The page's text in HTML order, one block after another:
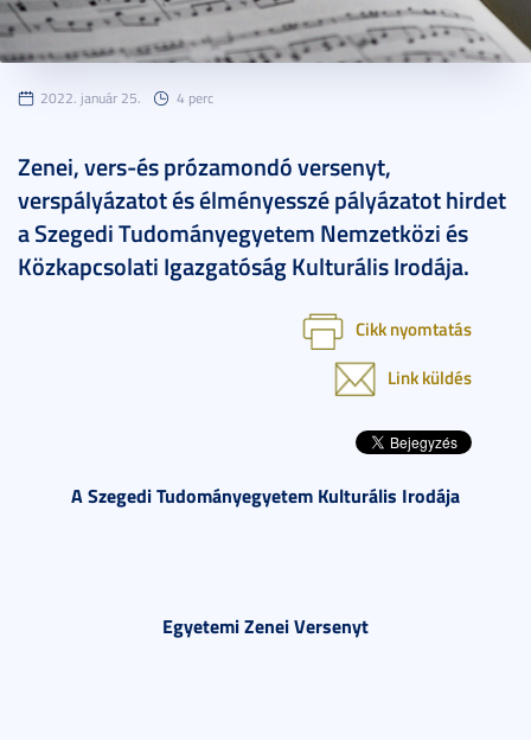
2022. január 25. 4 perc
Zenei, vers-és prózamondó versenyt,
verspályázatot és élményesszé pályázatot hirdet
a Szegedi Tudományegyetem Nemzetközi és
Közkapcsolati Igazgatóság Kulturális Irodája.
Cikk nyomtatás
Link küldés
A Szegedi Tudományegyetem Kulturális Irodája
Egyetemi Zenei Versenyt